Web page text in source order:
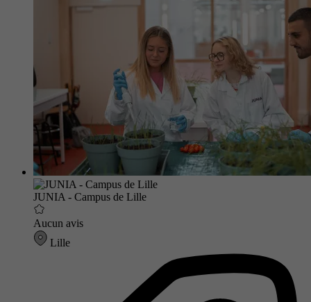
JUNIA - Campus de Lille
Aucun avis
Lille